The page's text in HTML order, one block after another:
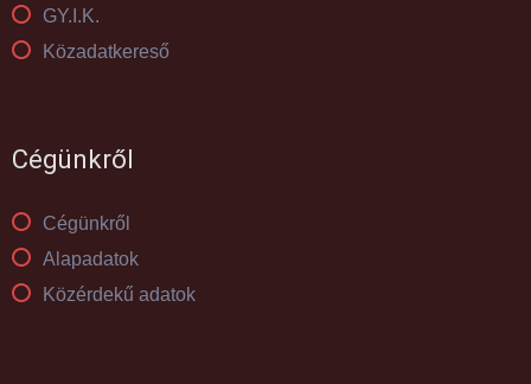
GY.I.K.
Közadatkereső
Cégünkről
Cégünkről
Alapadatok
Közérdekű adatok